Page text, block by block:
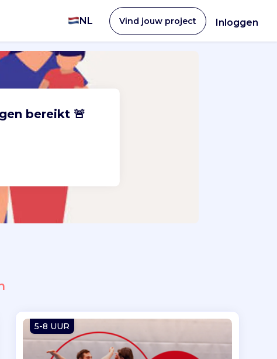
NL Vind jouw project Inloggen
bereikt 🚨
5-8 UUR